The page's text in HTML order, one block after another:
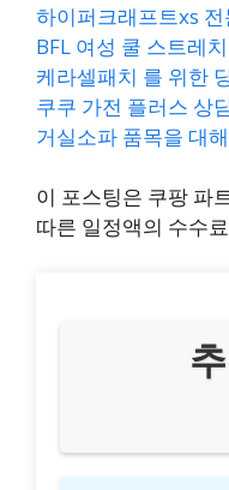
하이퍼크래프트xs
BFL 여성 쿨 스트레
케라셀패치 를 위한
쿠쿠 가전 플러스 상
거실소파 품목을 대
이 포스팅은 쿠팡 파
따른 일정액의 수수